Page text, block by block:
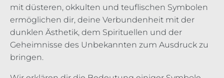
mit düsteren, okkulten und teuflischen Symbolen
ermöglichen dir, deine Verbundenheit mit der
dunklen Ästhetik, dem Spirituellen und der
Geheimnisse des Unbekannten zum Ausdruck zu
bringen.